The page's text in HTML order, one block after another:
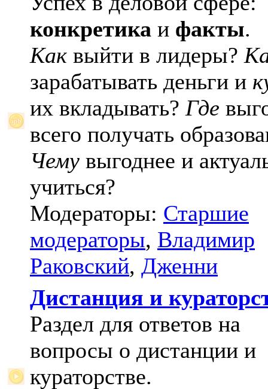
конкретика и факты.
Как выйти в лидеры?
зарабатывать деньги и
их вкладывать? Где
всего получать
Чему выгоднее и
учиться?
Модераторы: Старшие
модераторы, Владимир
Раковский, Дженни
Дистанция и
Раздел для ответов на
вопросы о дистанции и
кураторстве.